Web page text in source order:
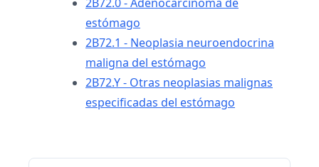
estómago
2B72.1 - Neoplasia neuroendocrina
maligna del estómago
2B72.Y - Otras neoplasias malignas
especificadas del estómago